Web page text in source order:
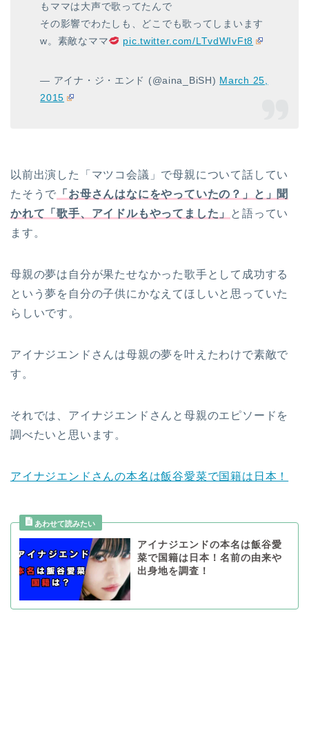
もママは大声で歌ってたんで
その影響でわたしも、どこでも歌ってしまいます
w。素敵なママ
pic.twitter.com/LTvdWIvFt8
— アイナ・ジ・エンド (@aina_BiSH) March 25,
2015
以前出演した「マツコ会議」で母親について話してい
たそうで 「お母さんはなにをやっていたの？」と」聞
かれて「歌手、アイドルもやってました」
と語ってい
ます。
母親の夢は自分が果たせなかった歌手として成功する
という夢を自分の子供にかなえてほしいと思っていた
らしいです。
アイナジエンドさんは母親の夢を叶えたわけで素敵で
す。
それでは、アイナジエンドさんと母親のエピソードを
調べたいと思います。
アイナジエンドさんの本名は飯谷愛菜で国籍は日本！
アイナジエンドの本名は飯谷愛
菜で国籍は日本！名前の由来や
出身地を調査！